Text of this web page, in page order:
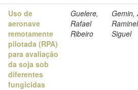
Uso de
aeronave
remotamente
pilotada (RPA)
para avaliação
da soja sob
diferentes
fungicidas
Guelere,
Rafael
Ribeiro
Gemin,
Siguel